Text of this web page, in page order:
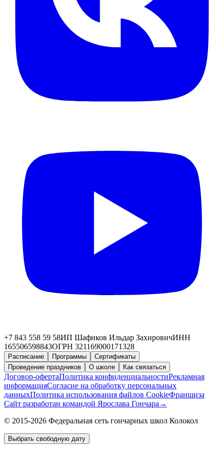
+7 843 558 59 58ИП Шафиков Ильдар ЗахировичИНН
165506598843ОГРН 321169000171328
Расписание Программы
Сертификаты
Проведение праздников
О школе Как связаться
Договор-офертаПолитика конфиденциальностиРекламная
информацияСогласие на обработку персональных
данныхПолитика использования файлов CookieФраншиза
Сайт разработан командой Ярослава Гончара →
© 2015-2026 Федеральная сеть гончарных школ Колокол
Выбрать свободную дату